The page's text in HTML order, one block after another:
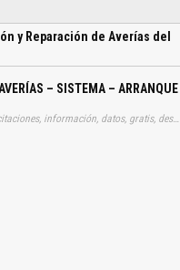
y Reparación de Averías del
– SISTEMA – ARRANQUE
Tags: manual, manuales, instrucciones, libros, instrucción, gratuito, gratuitos, capacitación, entrenamiento, capacitaciones, información, datos, gratis, descargar, vehículo, vehículos, autos, auto, coche, coches, automóvil, automovil, automóviles, automoviles, capacitaciones, inspecciones, localizaciones, reparaciones, averias, sistemas, arranques, aprender, descargas